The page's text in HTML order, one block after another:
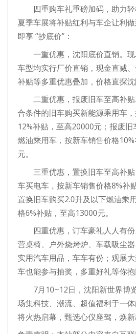
四重购车礼重磅加码，助力
夏季车展将补贴红利与车企让利
即享 “抄底价”：
一重优惠，沈阳底价直销。
车型均实行厂价直销，现金直减
补贴等多重优惠叠加，价格直探沈
二重优惠，报废旧车至高补
合条件的旧车购买新能源乘用车
12%补贴，至高20000元；报废
燃油乘用车，按新车销售价格
元。
三重优惠，置换旧车至高补
车买电车，按新车销售价格8%补
置换旧车购买2.0升及以下燃油乘
格6%补贴，至高13000元。
四重优惠，订车豪礼人人有
营桌椅、户外烧烤炉、车载吸尘
实用汽车用品，车车有份；观展
车也能参与抽奖，多重好礼等你抱
7月10~12日，沈阳新世界博
场集科技、潮流、超值福利于一
将火热启幕，甄选心仪座驾，焕新